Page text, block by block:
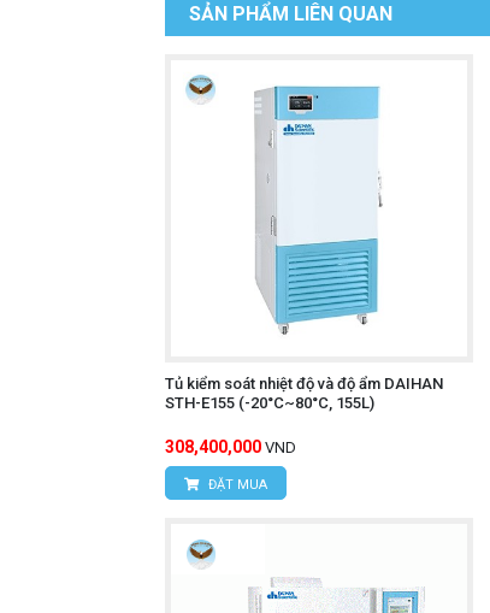
SẢN PHẨM LIÊN QUAN
Tủ kiểm soát nhiệt độ và độ ẩm DAIHAN
STH-E155 (-20°C~80°C, 155L)
308,400,000 VND
ĐẶT MUA